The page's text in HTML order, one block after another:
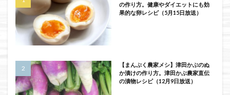
の作り方。健康やダイエットにも効
果的な卵レシピ（5月15日放送）
【まんぷく農家メシ】津田かぶのぬ
か漬けの作り方。津田かぶ農家直伝
の漬物レシピ（12月9日放送）